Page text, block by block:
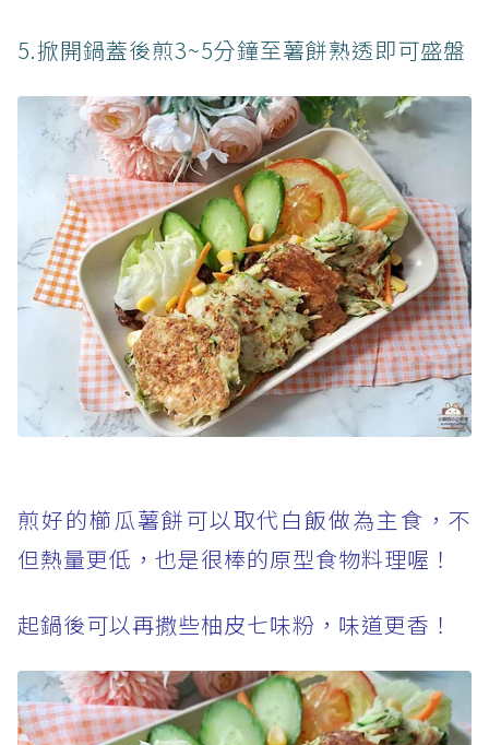
5.掀開鍋蓋後煎3~5分鐘至薯餅熟透即可盛盤
煎好的櫛瓜薯餅可以取代白飯做為主食，不
但熱量更低，也是很棒的原型食物料理喔！
起鍋後可以再撒些柚皮七味粉，味道更香！